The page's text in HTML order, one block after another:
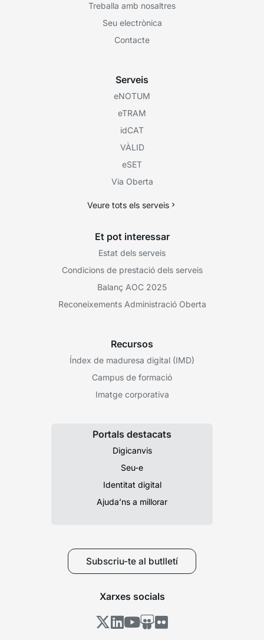
Treballa amb nosaltres
Seu electrònica
Contacte
Serveis
eNOTUM
eTRAM
idCAT
VÀLID
eSET
Via Oberta
Veure tots els serveis
Et pot interessar
Estat dels serveis
Condicions de prestació dels serveis
Balanç AOC 2025
Reconeixements Administració Oberta
Recursos
Índex de maduresa digital (IMD)
Campus de formació
Imatge corporativa
Portals destacats
Digicanvis
Seu-e
Identitat digital
Ajuda’ns a millorar
Subscriu-te al butlletí
Xarxes socials